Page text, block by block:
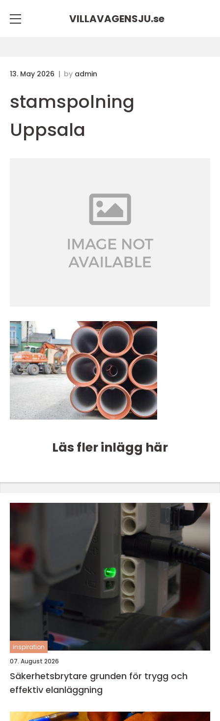
VILLAVAGENSJU.se
13. May 2026 by admin
stamspolning
Uppsala
Läs fler inlägg här
inspiration
07. August 2026
Säkerhetsbrytare grunden för trygg och
effektiv elanläggning